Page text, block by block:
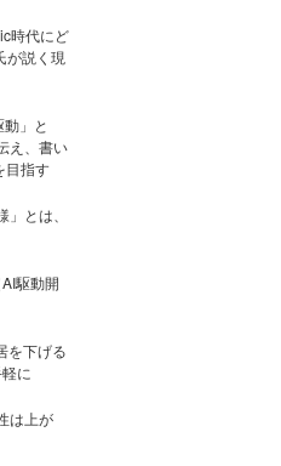
時代にど
が説く現
」と
え、書い
目指す
とは、
駆動開
を下げる
に
は上が